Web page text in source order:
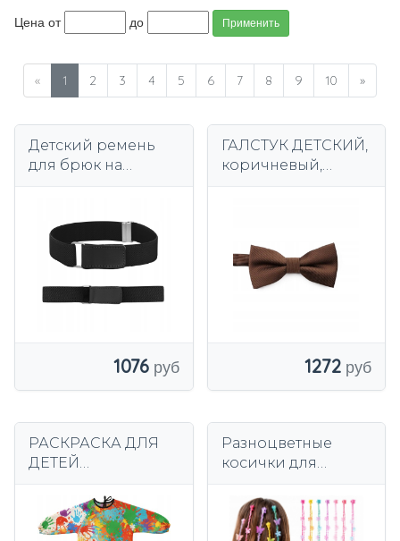
Цена от до Применить
« 1 2 3 4 5 6 7 8 9 10 »
Детский ремень
для брюк на
девочек и
мальчиков цвета
1076
ГАЛСТУК ДЕТСКИЙ,
коричневый,
1272
РАСКРАСКА ДЛЯ
ДЕТЕЙ
ЗАЩИТНЫЙ
ФАРТУК 4-6 ЛЕТ
Разноцветные
косички для
см, набор из 12
штук